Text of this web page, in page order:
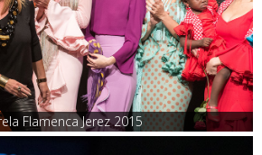
Flamenca Jerez 2015